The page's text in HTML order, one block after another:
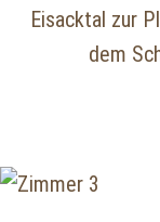
Eisacktal zur
dem